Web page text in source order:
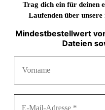
Trag dich ein für deinen
Laufenden über unsere
Mindestbestellwert
Dateien